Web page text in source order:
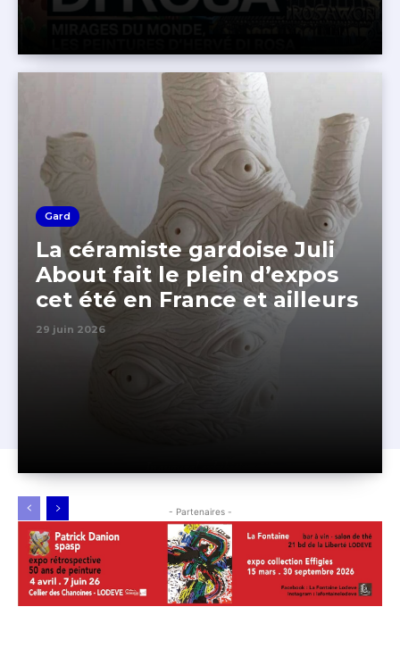
Gard
La céramiste gardoise Juli
About fait le plein d’expos
cet été en France et ailleurs
29 juin 2026
- Partenaires -